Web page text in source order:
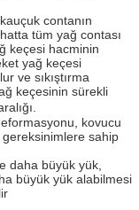
contanın
tüm yağ contası
keçesi hacminin
yağ keçesi
ve sıkıştırma
keçesinin sürekli
kovucu
sahip
daha büyük yük,
büyük yük alabilmesi